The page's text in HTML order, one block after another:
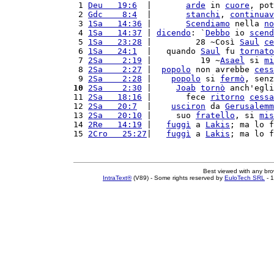
1 Deu   19:6 arde in cuore ,
2 Gdc    8:4 stanchi ,
3 1Sa   14:36 Scendiamo nella
4 1Sa   14:37 dicendo : ` Debbo io
5 1Sa   23:28 |         28 ~Così Saul
6 1Sa   24:1
  |   quando
Saul fu tornato
7 2Sa    2:19 |          19 ~Asael si
8 2Sa    2:27 popolo non avrebbe
9 2Sa    2:28 popolo si fermò ,
10
2Sa    2:30 Joab tornò
11 2Sa   18:16 |       fece ritorno
12 2Sa   20:7 usciron da
13 2Sa   20:10 |     suo fratello , si
14 2Re   14:19 fuggì a Lakis ; ma lo
15 2Cro   25:27 fuggì a Lakis ; ma lo
Best viewed with any
IntraText®(V89) - Some rights reserved by EuloTech SRL -